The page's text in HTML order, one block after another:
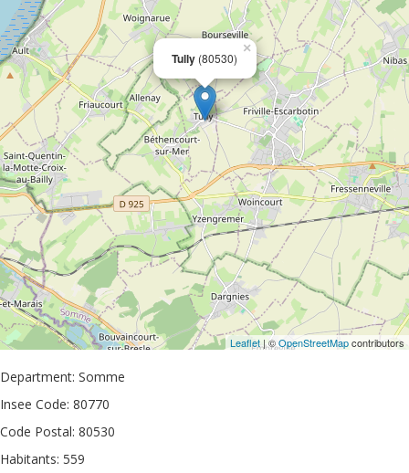
Tully (80530)
×
Leaflet| ©OpenStreetMapcontributors
Department: Somme
Insee Code: 80770
Code Postal: 80530
Habitants: 559